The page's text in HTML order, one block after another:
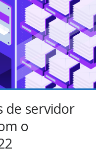
de servidor
o